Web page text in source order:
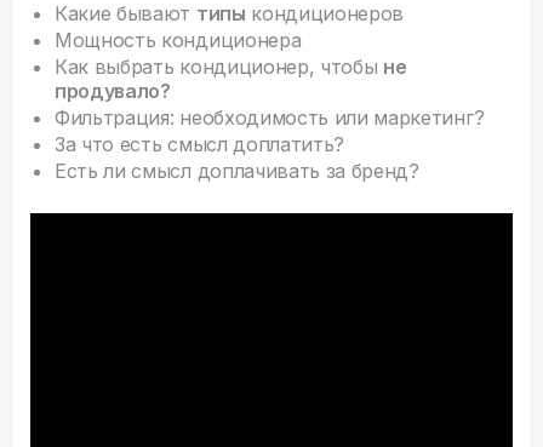
Какие бывают типы кондиционеров
Мощность кондиционера
Как выбрать кондиционер, чтобы не
продувало?
Фильтрация: необходимость или маркетинг?
За что есть смысл доплатить?
Есть ли смысл доплачивать за бренд?